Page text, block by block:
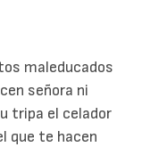
maleducados
señora ni
tripa el celador
que te hacen